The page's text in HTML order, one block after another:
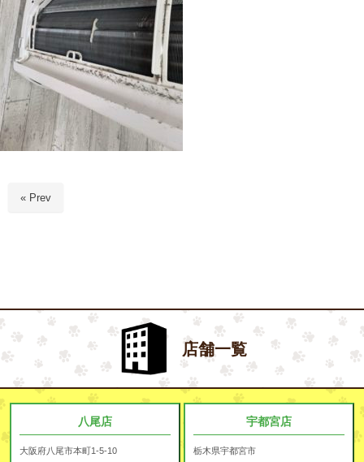
« Prev
店舗一覧
八尾店
大阪府八尾市本町1-5-10
宇都宮店
栃木県宇都宮市